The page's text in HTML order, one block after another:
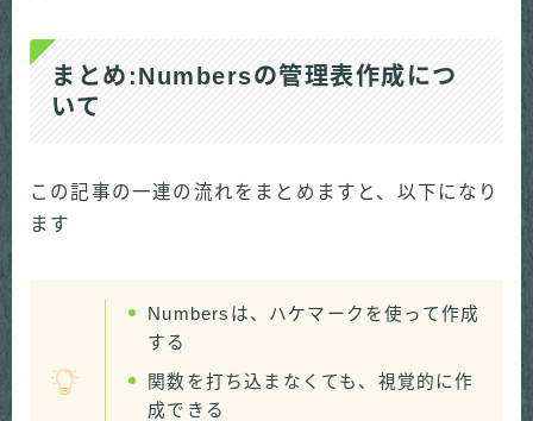
まとめ:Numbersの管理表作成につ
いて
この記事の一連の流れをまとめますと、以下になり
ます
Numbersは、ハケマークを使って作成
する
関数を打ち込まなくても、視覚的に作
成できる